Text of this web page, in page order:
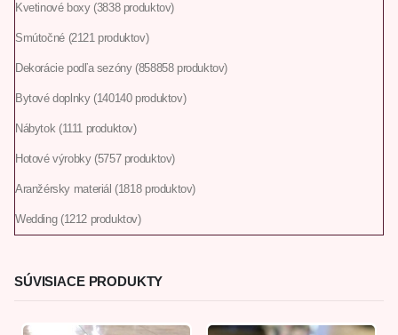
Kvetinové boxy 3838 produktov
Smútočné 2121 produktov
Dekorácie podľa sezóny 858858 produktov
Bytové doplnky 140140 produktov
Nábytok 1111 produktov
Hotové výrobky 5757 produktov
Aranžérsky materiál 1818 produktov
Wedding 1212 produktov
SÚVISIACE PRODUKTY